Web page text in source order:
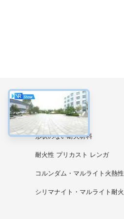
カテゴリー
形状のない耐火材料
耐火性 プリカスト レンガ
コルンダム・マルライト火熱性
製品
シリマナイト・マルライト耐火